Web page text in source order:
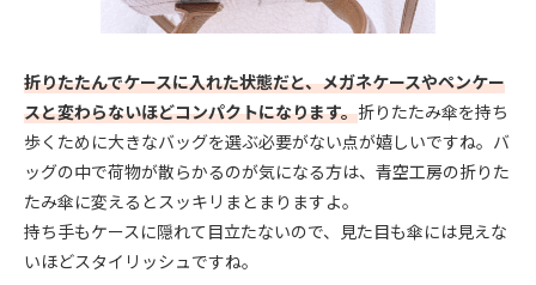
折りたたんでケースに入れた状態だと、メガネケースやペンケー
スと変わらないほどコンパクトになります。折りたたみ傘を持ち
歩くために大きなバッグを選ぶ必要がない点が嬉しいですね。バ
ッグの中で荷物が散らかるのが気になる方は、青空工房の折りた
たみ傘に変えるとスッキリまとまりますよ。
持ち手もケースに隠れて目立たないので、見た目も傘には見えな
いほどスタイリッシュですね。